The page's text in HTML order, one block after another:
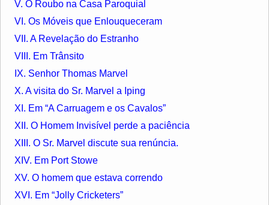
V. O Roubo na Casa Paroquial
VI. Os Móveis que Enlouqueceram
VII. A Revelação do Estranho
VIII. Em Trânsito
IX. Senhor Thomas Marvel
X. A visita do Sr. Marvel a Iping
XI. Em “A Carruagem e os Cavalos”
XII. O Homem Invisível perde a paciência
XIII. O Sr. Marvel discute sua renúncia.
XIV. Em Port Stowe
XV. O homem que estava correndo
XVI. Em “Jolly Cricketers”